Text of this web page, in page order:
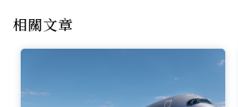
相關文章